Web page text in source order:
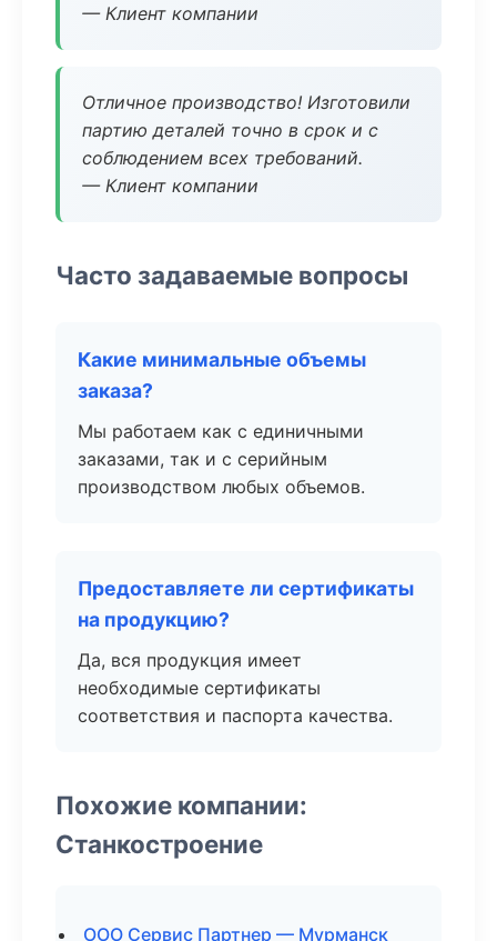
— Клиент компании
Отличное производство! Изготовили
партию деталей точно в срок и с
соблюдением всех требований.
— Клиент компании
Часто задаваемые вопросы
Какие минимальные объемы
заказа?
Мы работаем как с единичными
заказами, так и с серийным
производством любых объемов.
Предоставляете ли сертификаты
на продукцию?
Да, вся продукция имеет
необходимые сертификаты
соответствия и паспорта качества.
Похожие компании:
Станкостроение
ООО Сервис Партнер — Мурманск